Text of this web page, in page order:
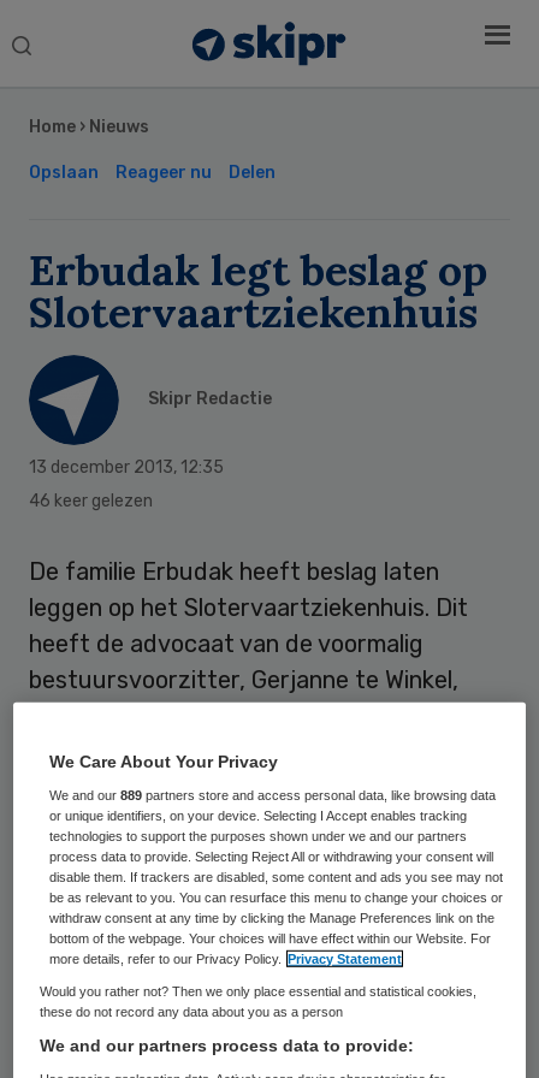
Search
Home › Nieuws
Opslaan Reageer nu Delen
Erbudak legt beslag op
Slotervaartziekenhuis
Skipr Redactie
13 december 2013, 12:35
46 keer gelezen
De familie Erbudak heeft beslag laten
leggen op het Slotervaartziekenhuis. Dit
heeft de advocaat van de voormalig
bestuursvoorzitter, Gerjanne te Winkel,
Het beslag is gelegd op de aandelen van
Delta Onroerend Goed, waarin de erven van
grootaandeelhouder Jan Schram zitten. Die
hadden het ziekenhuis verkocht aan
zorgondernemer Loek Winter. Ex-
bestuurder Erbudak, die met haar kinderen
ook een belang in het ziekenhuis heeft, zegt
een vordering op Delta te hebben. Hun
belang in het ziekenhuis is verwaterd tot
Sidebar
We Care About Your Privacy
We and our889 partners store and access personal data, like browsing data
or unique identifiers, on your device. Selecting I Accept enables tracking
technologies to support the purposes shown under we and our partners
process data to provide. Selecting Reject All or withdrawing your consent will
disable them. If trackers are disabled, some content and ads you see may not
be as relevant to you. You can resurface this menu to change your choices or
withdraw consent at any time by clicking the Manage Preferences link on the
bottom of the webpage. Your choices will have effect within our Website. For
more details, refer to our Privacy Policy.
Privacy Statement
Would you rather not? Then we only place essential and statistical cookies,
these do not record any data about you as a person
We and our partners process data to provide: